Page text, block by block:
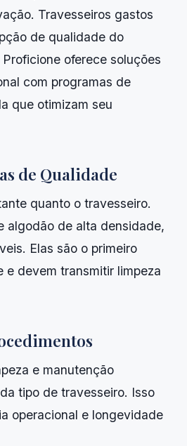
Travesseiros gastos
de qualidade do
oferece soluções
com programas de
que otimizam seu
de Qualidade
quanto o travesseiro.
algodão de alta densidade,
Elas são o primeiro
e devem transmitir limpeza
e manutenção
tipo de travesseiro. Isso
operacional e longevidade